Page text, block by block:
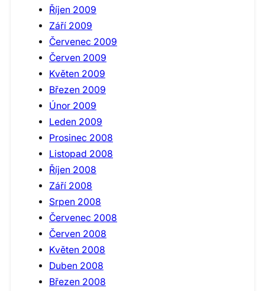
Říjen 2009
Září 2009
Červenec 2009
Červen 2009
Květen 2009
Březen 2009
Únor 2009
Leden 2009
Prosinec 2008
Listopad 2008
Říjen 2008
Září 2008
Srpen 2008
Červenec 2008
Červen 2008
Květen 2008
Duben 2008
Březen 2008